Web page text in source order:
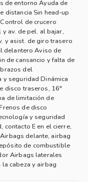
de entorno Ayuda de
distancia Sin head-up
de crucero
av. de pel. al bajar,
y asist. de giro trasero
delantero Aviso de
de cansancio y falta de
del
seguridad Dinámica
disco traseros, 16"
de limitación de
de disco
y seguridad
contacto E en el cierre,
delante, airbag
de combustible
Airbags laterales
cabeza y airbag